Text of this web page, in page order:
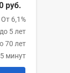
руб.
От 6,1%
до 5 лет
70 лет
минут